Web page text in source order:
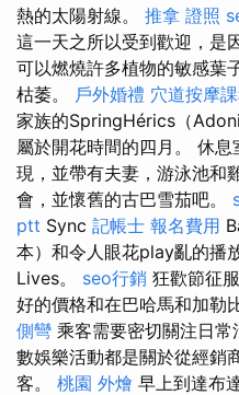
熱的太陽射線。 推拿 證照
這一天之所以受到歡迎，是
可以燃燒許多植物的敏感葉
枯萎。 戶外婚禮 穴道按摩
家族的SpringHérics（
屬於開花時間的四月。 休
現，並帶有夫妻，游泳池和
會，並懷舊的古巴雪茄吧。
ptt Sync 記帳士 報名費用
本）和令人眼花play亂的播
Lives。 seo行銷 狂歡節征
好的價格和在巴哈馬和加勒
側彎 乘客需要密切關注日
數娛樂活動都是關於從經銷
客。 桃園 外燴 早上到達布